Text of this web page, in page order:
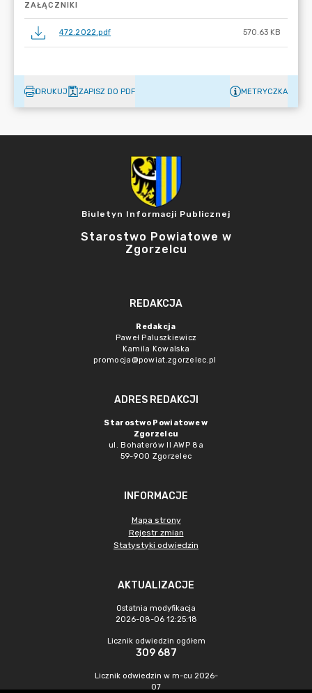
ZAŁĄCZNIKI
472.2022.pdf 570.63 KB
DRUKUJ ZAPISZ DO PDF METRYCZKA
Biuletyn Informacji Publicznej
Starostwo Powiatowe w
Zgorzelcu
REDAKCJA
Redakcja
Paweł Paluszkiewicz
Kamila Kowalska
promocja@powiat.zgorzelec.pl
ADRES REDAKCJI
Starostwo Powiatowe w
Zgorzelcu
ul. Bohaterów II AWP 8a
59-900 Zgorzelec
INFORMACJE
Mapa strony
Rejestr zmian
Statystyki odwiedzin
AKTUALIZACJE
Ostatnia modyfikacja
2026-08-06 12:25:18
Licznik odwiedzin ogółem
309 687
Licznik odwiedzin w m-cu 2026-
07